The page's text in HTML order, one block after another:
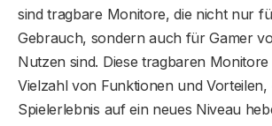
sind tragbare Monitore, die nicht nur
Gebrauch, sondern auch für Gamer
Nutzen sind. Diese tragbaren Monitore
Vielzahl von Funktionen und Vorteilen,
Spielerlebnis auf ein neues Niveau